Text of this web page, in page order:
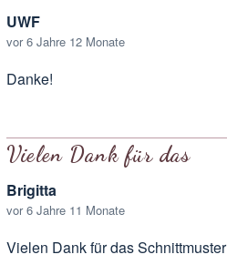
UWF
vor 6 Jahre 12 Monate
Danke!
Vielen Dank für das
Brigitta
vor 6 Jahre 11 Monate
Vielen Dank für das Schnittmuster